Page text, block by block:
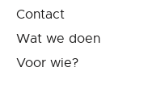
Contact
Wat we doen
Voor wie?